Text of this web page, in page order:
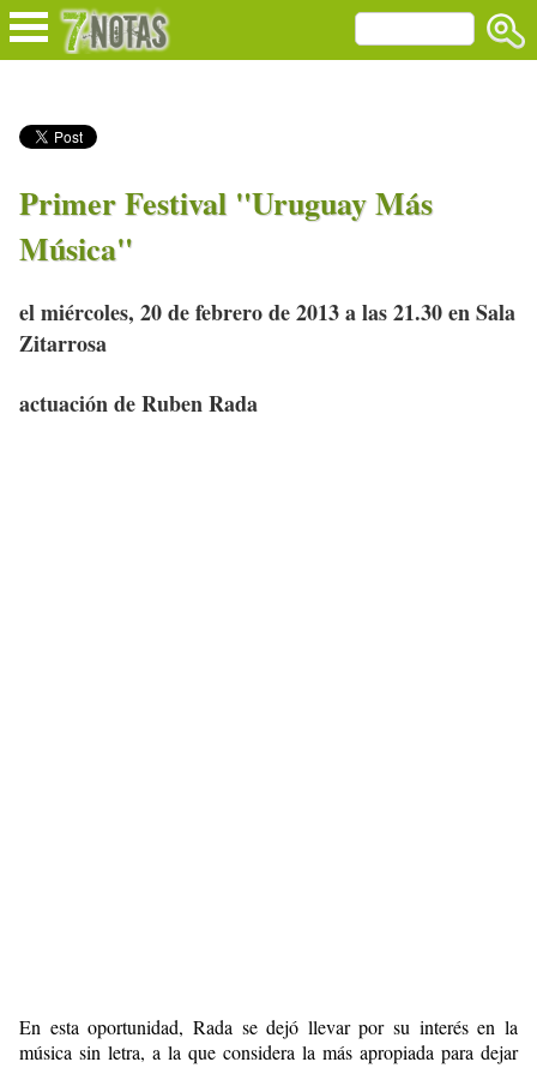
Primer Festival "Uruguay Más
Música"
el miércoles, 20 de febrero de 2013 a las 21.30 en Sala
Zitarrosa
actuación de Ruben Rada
En esta oportunidad, Rada se dejó llevar por su interés en la
música sin letra, a la que considera la más apropiada para dejar